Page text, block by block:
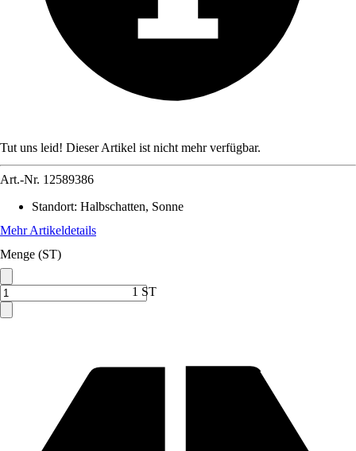
Tut uns leid! Dieser Artikel ist nicht mehr verfügbar.
Art.-Nr. 12589386
Standort: Halbschatten, Sonne
Mehr Artikeldetails
Menge (ST)
1 ST